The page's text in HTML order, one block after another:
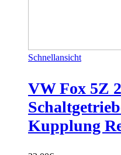
Schnellansicht
VW Fox 5Z
Kupplung